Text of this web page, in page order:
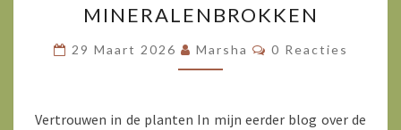
MINERALENBROKKEN
MINERALENBROKKEN
29 Maart 2026 Marsha Reacties
0 Reacties
Vertrouwen in de planten In mijn eerder blog over de